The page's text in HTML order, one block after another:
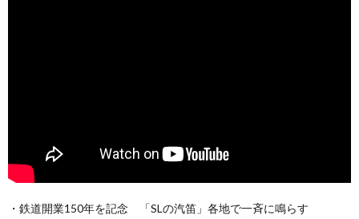
・鉄道開業150年を記念 「SLの汽笛」各地で一斉に鳴らす